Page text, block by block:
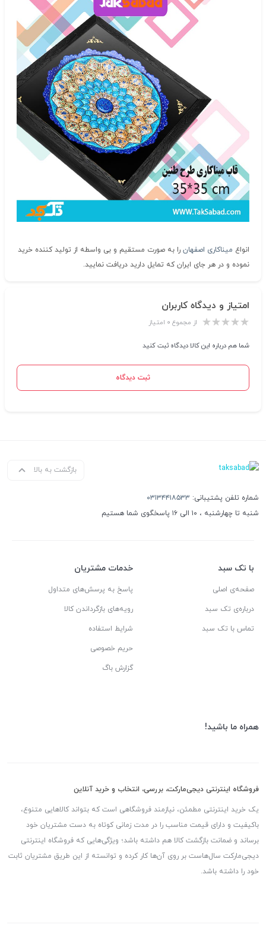
انواع میناکاری اصفهان را به صورت مستقیم و بی واسطه از تولید کننده خرید
نموده و در هر جای ایران که تمایل دارید دریافت نمایید.
امتیاز و دیدگاه کاربران
از مجموع ۰ امتیاز
شما هم درباره این کالا دیدگاه ثبت کنید
ثبت دیدگاه
بازگشت به بالا
شماره تلفن پشتیبانی: ۰۳۱۳۴۴۱۸۵۳۳
شنبه تا چهارشنبه ، ۱۰ الی ۱۶ پاسخگوی شما هستیم
با تک سبد
صفحه‌ی اصلی
درباره‌ی تک سبد
تماس با تک سبد
خدمات مشتریان
پاسخ به پرسش‌های متداول
رویه‌های بازگرداندن کالا
شرایط استفاده
حریم خصوصی
گزارش باگ
همراه ما باشید!
فروشگاه اینترنتی دیجی‌مارکت، بررسی، انتخاب و خرید آنلاین
یک خرید اینترنتی مطمئن، نیازمند فروشگاهی است که بتواند کالاهایی متنوع،
باکیفیت و دارای قیمت مناسب را در مدت زمانی کوتاه به دست مشتریان خود
برساند و ضمانت بازگشت کالا هم داشته باشد؛ ویژگی‌هایی که فروشگاه اینترنتی
دیجی‌مارکت سال‌هاست بر روی آن‌ها کار کرده و توانسته از این طریق مشتریان ثابت
خود را داشته باشد.